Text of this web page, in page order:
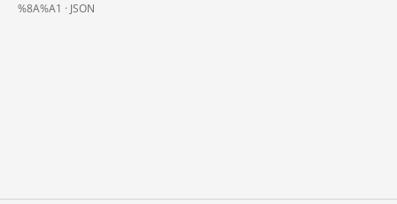
%8A%A1 · JSON